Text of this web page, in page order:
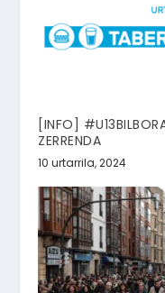
[INFO]
ZERRENDA
10 urtarrila, 2024